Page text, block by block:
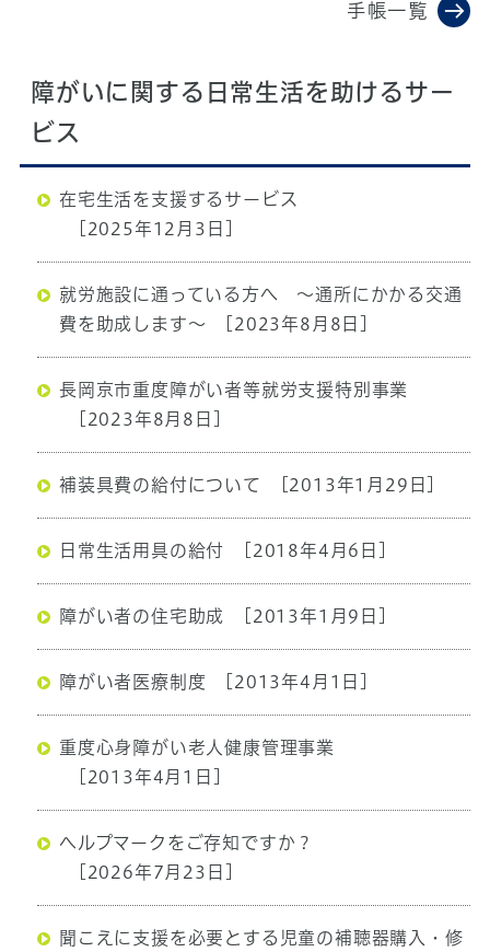
手帳一覧
障がいに関する日常生活を助けるサー
ビス
在宅生活を支援するサービス
[2025年12月3日]
就労施設に通っている方へ ～通所にかかる交通
費を助成します～
[2023年8月8日]
長岡京市重度障がい者等就労支援特別事業
[2023年8月8日]
補装具費の給付について [2013年1月29日]
日常生活用具の給付 [2018年4月6日]
障がい者の住宅助成 [2013年1月9日]
障がい者医療制度 [2013年4月1日]
重度心身障がい老人健康管理事業
[2013年4月1日]
ヘルプマークをご存知ですか？
[2026年7月23日]
聞こえに支援を必要とする児童の補聴器購入・修